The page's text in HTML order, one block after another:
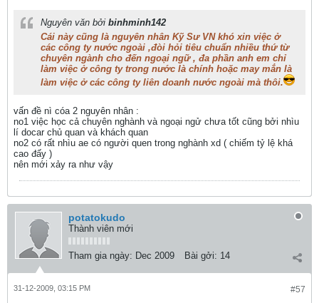
Nguyên văn bởi binhminh142
Cái này cũng là nguyên nhân Kỹ Sư VN khó xin việc ở
các công ty nước ngoài ,đòi hỏi tiêu chuẩn nhiều thứ từ
chuyên ngành cho đến ngoại ngữ , đa phần anh em chỉ
làm việc ở công ty trong nước là chính hoặc may mắn là
làm việc ở các công ty liên doanh nước ngoài mà thôi.
vấn đề nì cóa 2 nguyên nhân :
no1 việc học cả chuyên nghành và ngoại ngử chưa tốt cũng bởi nhìu
lí docar chủ quan và khách quan
no2 có rất nhìu ae có người quen trong nghành xd ( chiếm tỷ lệ khá
cao đấy )
nên mới xảy ra như vậy
potatokudo
Thành viên mới
Tham gia ngày: Dec 2009 Bài gởi: 14
#57
31-12-2009, 03:15 PM